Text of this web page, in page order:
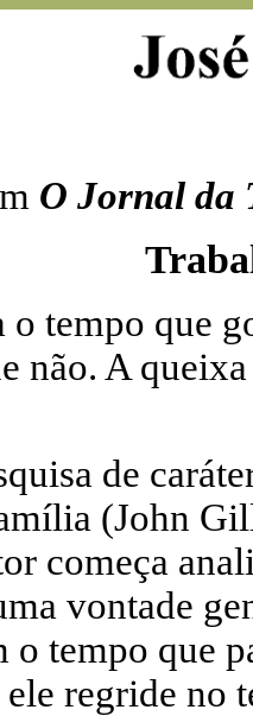
O Jornal da
o tempo que
não. A
de
(John
começa
vontade
o tempo que
regride no